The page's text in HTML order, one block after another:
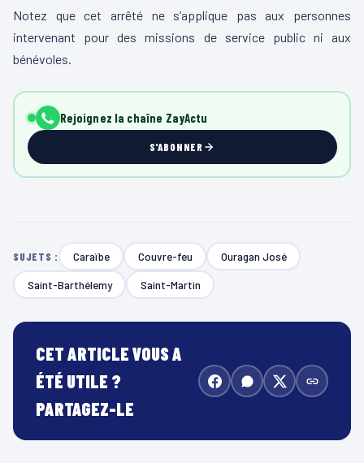
Notez que cet arrêté ne s’applique pas aux personnes
intervenant pour des missions de service public ni aux
bénévoles.
Rejoignez la chaîne ZayActu
S'ABONNER
SUJETS : Caraïbe Couvre-feu Ouragan José
Saint-Barthélemy Saint-Martin
CET ARTICLE VOUS A
ÉTÉ UTILE ?
PARTAGEZ-LE